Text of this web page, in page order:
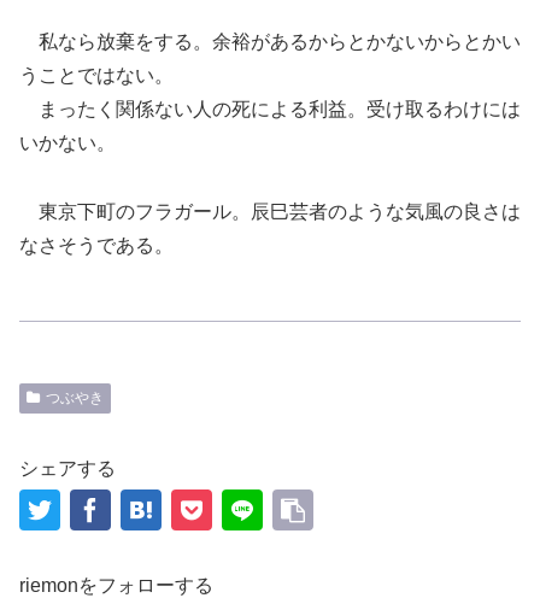
私なら放棄をする。余裕があるからとかないからとかい
うことではない。
まったく関係ない人の死による利益。受け取るわけには
いかない。
東京下町のフラガール。辰巳芸者のような気風の良さは
なさそうである。
つぶやき
シェアする
riemonをフォローする